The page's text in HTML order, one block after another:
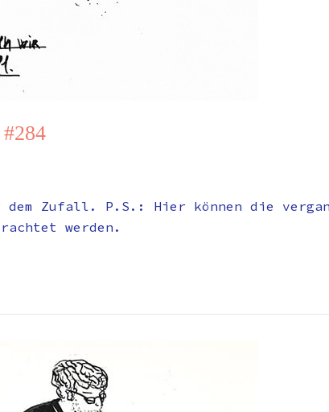
dem Zufall. P.S.: Hier können die
werden.